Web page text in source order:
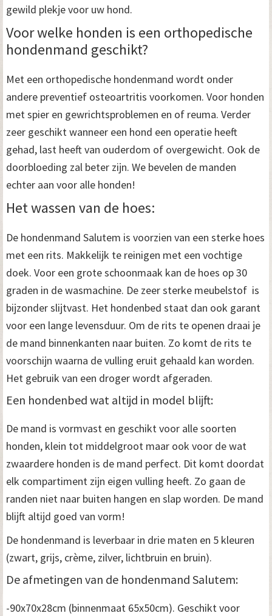
gewild plekje voor uw hond.
Voor welke honden is een orthopedische
hondenmand geschikt?
Met een orthopedische hondenmand wordt onder
andere preventief osteoartritis voorkomen. Voor honden
met spier en gewrichtsproblemen en of reuma. Verder
zeer geschikt wanneer een hond een operatie heeft
gehad, last heeft van ouderdom of overgewicht. Ook de
doorbloeding zal beter zijn. We bevelen de manden
echter aan voor alle honden!
Het wassen van de hoes:
De hondenmand Salutem is voorzien van een sterke hoes
met een rits. Makkelijk te reinigen met een vochtige
doek. Voor een grote schoonmaak kan de hoes op 30
graden in de wasmachine. De zeer sterke meubelstof is
bijzonder slijtvast. Het hondenbed staat dan ook garant
voor een lange levensduur. Om de rits te openen draai je
de mand binnenkanten naar buiten. Zo komt de rits te
voorschijn waarna de vulling eruit gehaald kan worden.
Het gebruik van een droger wordt afgeraden.
Een hondenbed wat altijd in model blijft:
De mand is vormvast en geschikt voor alle soorten
honden, klein tot middelgroot maar ook voor de wat
zwaardere honden is de mand perfect. Dit komt doordat
elk compartiment zijn eigen vulling heeft. Zo gaan de
randen niet naar buiten hangen en slap worden. De mand
blijft altijd goed van vorm!
De hondenmand is leverbaar in drie maten en 5 kleuren
(zwart, grijs, crème, zilver, lichtbruin en bruin).
De afmetingen van de hondenmand Salutem:
-90x70x28cm (binnenmaat 65x50cm). Geschikt voor